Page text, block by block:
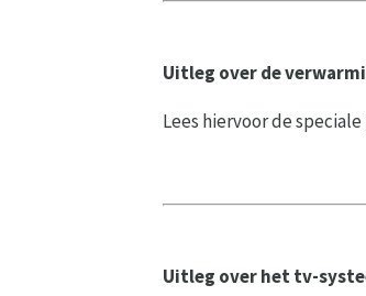
Uitleg over de
Lees hiervoor de speciale
Uitleg over het tv-